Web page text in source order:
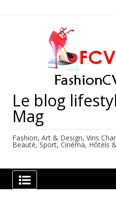
Le blog
Mag
Fashion, Art & Design, Vins
Beauté, Sport, Cinéma, Hôtels